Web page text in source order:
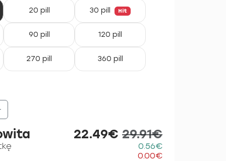
20 pill 30 pill Hit
90 pill 120 pill
270 pill 360 pill
22.49€ 29.91€
0.56€
0.00€